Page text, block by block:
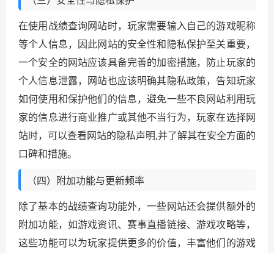
在使用战绩查询网站时，玩家需要输入自己的游戏昵称
等个人信息，因此网站的安全性和隐私保护至关重要，
一个安全的网站应该具备完善的加密措施，防止玩家的
个人信息泄露，网站也应该明确其隐私政策，告知玩家
如何使用和保护他们的信息，避免一些不良网站利用玩
家的信息进行商业推广或其他不当行为，玩家在选择网
站时，可以查看网站的隐私声明,并了解其在安全方面的
口碑和措施。
（四）附加功能与更新频率
除了基本的战绩查询功能外，一些网站还会提供额外的
附加功能，如游戏资讯、赛事直播链接、游戏攻略等，
这些功能可以为玩家提供更多的价值，丰富他们的游戏